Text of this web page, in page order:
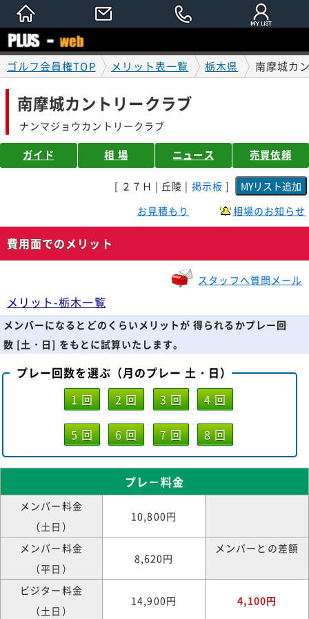
ゴルフ会員権TOP メリット表一覧 栃木県 南摩城カ
南摩城カントリークラブ
ナンマジョウカントリークラブ
ガイド 相 場 ニュース 売買依頼
[ ２７Ｈ | 丘陵 | 掲示板 ]
お見積もり
相場のお知らせ
費用面でのメリット
スタッフへ質問メール
メリット-栃木一覧
メンバーになるとどのくらいメリットが 得られるかプレー回
数 [土・日] をもとに試算いたします。
プレー回数を選ぶ（月のプレー 土・日）
1 回
2 回 3 回 4 回
5 回 6 回 7 回 8 回
プレ－料金
メンバー料金
（土日）
10,800円
メンバー料金
（平日）
8,620円
メンバーとの差額
ビジター料金
（土日）
14,900円 4,100円